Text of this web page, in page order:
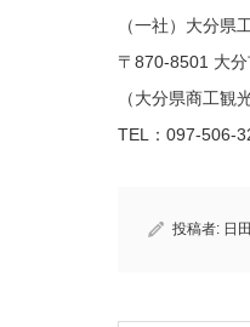
（一社）大分県
〒870-8501 大
（大分県商工観
TEL：097-506-
投稿者: 日